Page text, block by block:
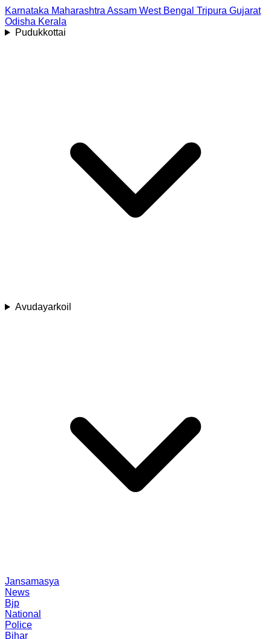
Karnataka Maharashtra Assam West Bengal Tripura Gujarat
Odisha Kerala
Pudukkottai
Avudayarkoil
Jansamasya
News
Bjp
National
Police
Bihar